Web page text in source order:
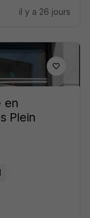
il y a 26 jours
en
Plein